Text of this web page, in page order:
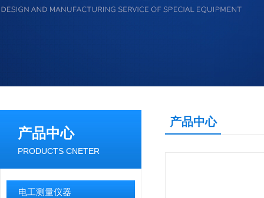
产品中心
PRODUCTS CNETER
电工测量仪器
产品中心